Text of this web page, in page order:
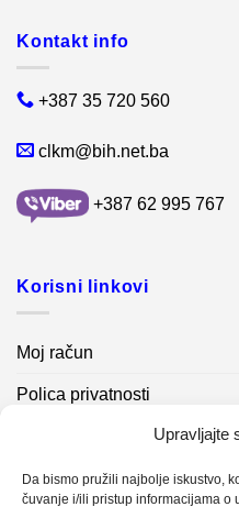
Upravljajte
Da bismo pružili najbolje iskustvo,
čuvanje i/ili pristup informacijama o
Kontakt info
+387 35 720 560
clkm@bih.net.ba
+387 62 995 767
Korisni linkovi
Moj račun
Polica privatnosti
Kontakt info